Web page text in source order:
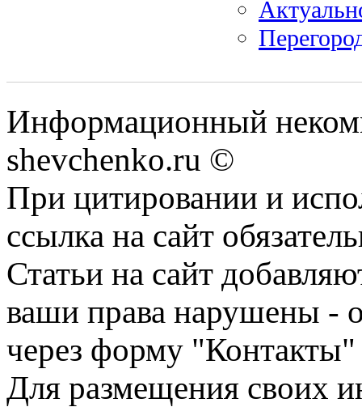
Информационный
shevchenko.ru ©
При цитировании и
ссылка на сайт
Статьи на сайт
ваши права нарушены -
через форму "Контакты"
Для размещения своих